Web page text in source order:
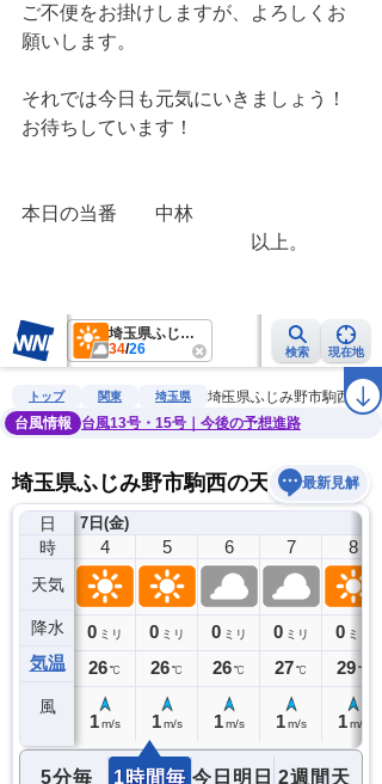
ご不便をお掛けしますが、よろしくお
願いします。
それでは今日も元気にいきましょう！
お待ちしています！
本日の当番　　中林
以上。